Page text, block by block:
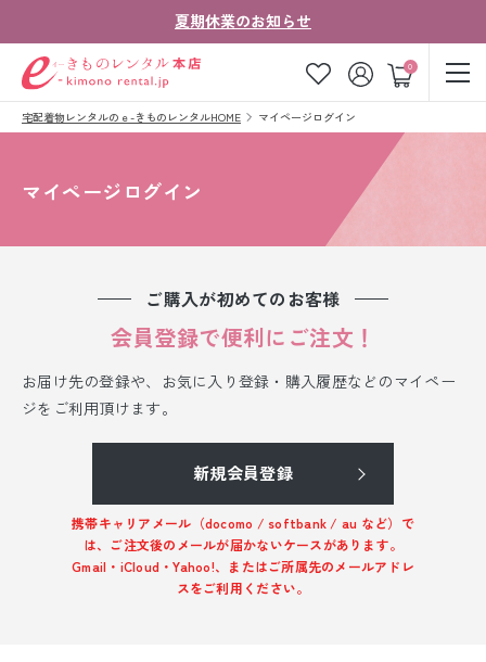
夏期休業のお知らせ
0
ゲスト
お気に入り ログイン
よくあるご質問
お問い合わせ
法人・グループの
お客様はこちら
着物の種類から探す
振袖レンタル
卒業式袴レンタル
宅配着物レンタルのｅ-きものレンタルHOME マイページログイン
マイページログイン
ご購入が初めてのお客様
会員登録で便利にご注文！
お届け先の登録や、お気に入り登録・購入履歴などのマイペー
ジをご利用頂けます。
新規会員登録
携帯キャリアメール（docomo / softbank / au など）で
は、ご注文後のメールが届かないケースがあります。
Gmail・iCloud・Yahoo!、またはご所属先のメールアドレ
スをご利用ください。